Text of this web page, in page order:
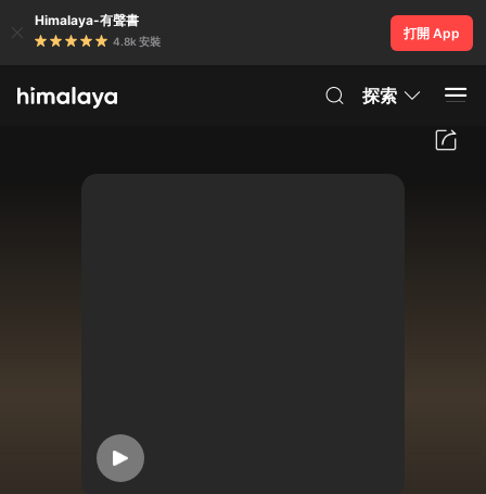
Himalaya-有聲書
4.8k 安裝
打開 App
探索